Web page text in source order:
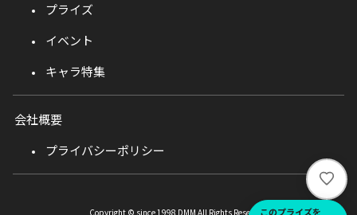
い
い
このプライズを
プライズ
イベント
キャラ特集
会社概要
プライバシーポリシー
Copyright © since 1998 DMM All Rights Reserved.